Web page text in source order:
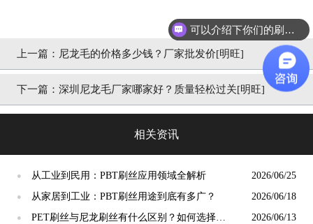
上一篇： 尼龙毛的价格多少钱？厂家批发价[明旺]
下一篇： 深圳尼龙毛厂家哪家好？质量轻松过关[明旺]
相关资讯
● 从工业到民用：PBT刷丝应用领域全解析 2026/06/25
● 从家居到工业：PBT刷丝用途到底有多广？ 2026/06/18
●
PET刷丝与尼龙刷丝有什么区别？如何选择更
2026/06/13
可以介绍下你们的刷丝吗？